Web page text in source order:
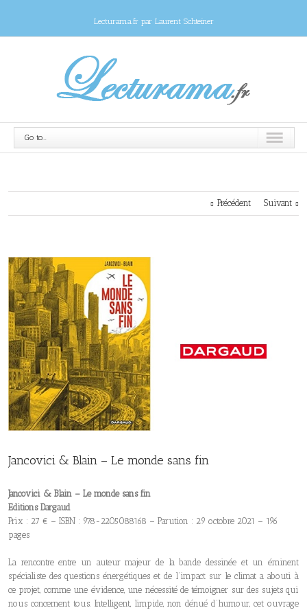
Lecturama.fr par Laurent Schteiner
Go to...
Précédent Suivant
Jancovici & Blain – Le monde sans fin
Jancovici & Blain – Le monde sans fin
Editions Dargaud
Prix : 27 € – ISBN : 978-2205088168 – Parution : 29 octobre 2021 – 196
pages
La rencontre entre un auteur majeur de la bande dessinée et un éminent
spécialiste des questions énergétiques et de l’impact sur le climat a abouti à
ce projet, comme une évidence, une nécessité de témoigner sur des sujets qui
nous concernent tous. Intelligent, limpide, non dénué d’humour, cet ouvrage